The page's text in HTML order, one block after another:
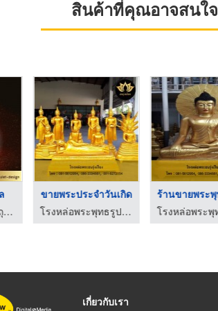
สินค้าที่คุณอาจสนใจ
โรงงานรับผลิตวัตถุมงคล - ไอซ์ อมูเล็ต ดีไซน์
ขายพระประจำวันเกิด
โรงหล่อพระพุทธรูปทองเหลือง - ธนรุ่งเรือง
เกี่ยวกับเรา